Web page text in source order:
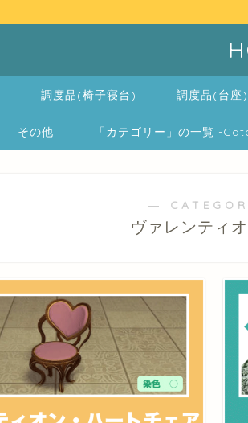
調度品(椅子寝台) 調度品(台座)
その他 「カテゴリー」の一覧 -
―
ヴァレンティ